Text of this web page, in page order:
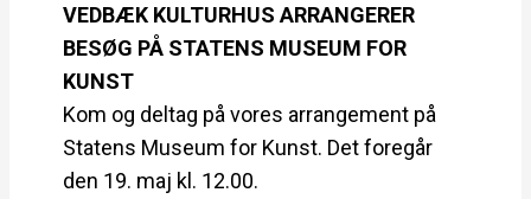
VEDBÆK KULTURHUS ARRANGERER
BESØG PÅ STATENS MUSEUM FOR
KUNST
Kom og deltag på vores arrangement på
Statens Museum for Kunst. Det foregår
den 19. maj kl. 12.00.